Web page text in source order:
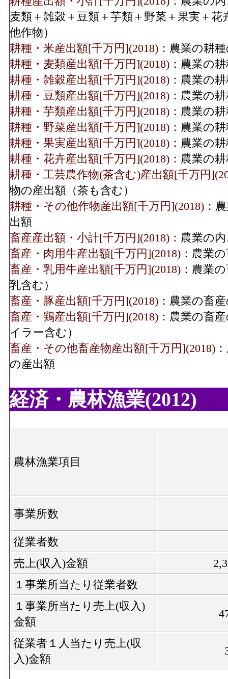
麦類＋雑穀＋豆類＋芋類＋野菜＋果実＋
他作物）
耕種・米産出額[千万円](2018) ：農業の耕
耕種・麦類産出額[千万円](2018) ：農業の
耕種・雑穀産出額[千万円](2018) ：農業の
耕種・豆類産出額[千万円](2018) ：農業の
耕種・芋類産出額[千万円](2018) ：農業の
耕種・野菜産出額[千万円](2018) ：農業の
耕種・果実産出額[千万円](2018) ：農業の
耕種・花卉産出額[千万円](2018) ：農業の
耕種・工芸農作物(茶含む)産出額[千万円
物の産出額（茶も含む）
耕種・その他作物産出額[千万円](2018) ：
出額
畜産産出額・小計[千万円](2018) ：農業の
畜産・肉用牛産出額[千万円](2018) ：農業
畜産・乳用牛産出額[千万円](2018) ：農業
乳含む）
畜産・豚産出額[千万円](2018) ：農業の畜
畜産・鶏産出額[千万円](2018) ：農業の畜
イラー含む）
畜産・その他畜産物産出額[千万円](2018)
の産出額
経済・農林漁業(2012)
農林漁業項目
事業所数
従業者数
売上(収入)金額
１事業所当たり従業者数
１事業所当たり売上(収入)
金額
従業者１人当たり売上(収
入)金額